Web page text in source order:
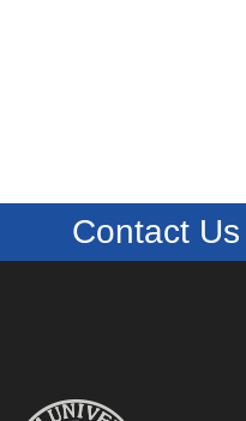
Contact Us